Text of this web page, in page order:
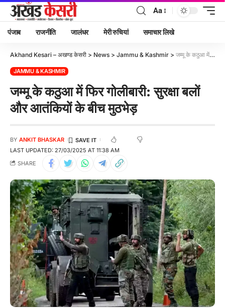
Aa
पंजाब राजनीति जालंधर मेरी रुचियां समाचार लिखे
Akhand Kesari – अखण्ड केसरी > News > Jammu & Kashmir > जम्मू के कठुआ में फिर गोलीबारी: सुरक्षा बलों और आतंकियों के बीच मुठभेड़
JAMMU & KASHMIR
जम्मू के कठुआ में फिर गोलीबारी: सुरक्षा बलों
और आतंकियों के बीच मुठभेड़
LAST UPDATED: 27/03/2025 AT 11:38 AM
BY ANKIT BHASKAR
SHARE